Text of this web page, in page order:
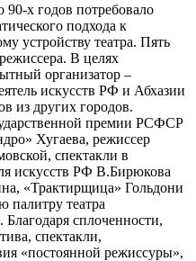
90-х годов потребовало
подхода к
устройству театра. Пять
В целях
организатор –
искусств РФ и Абхазии
из других городов.
премии РСФСР
Хугаева, режиссер
спектакли в
искусств РФ В.Бирюкова
«Трактирщица» Гольдони
палитру театра
сплоченности,
спектакли,
«постоянной режиссуры»,